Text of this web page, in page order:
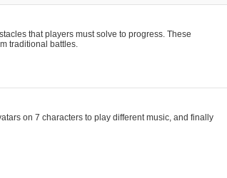
that players must solve to progress. These
traditional battles.
on 7 characters to play different music, and finally